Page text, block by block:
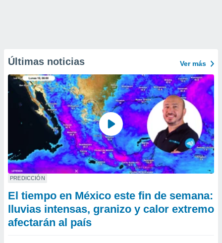
Últimas noticias Ver más
PREDICCIÓN
El tiempo en México este fin de semana:
lluvias intensas, granizo y calor extremo
afectarán al país